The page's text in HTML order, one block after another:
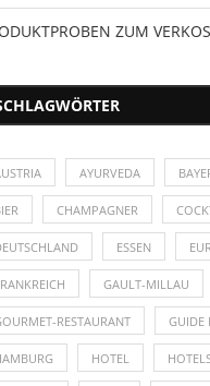
ZUM
AYURVEDA
CHAMPAGNER
ESSEN
GAULT-MILLAU
RESTAURANT GUIDE
HOTEL